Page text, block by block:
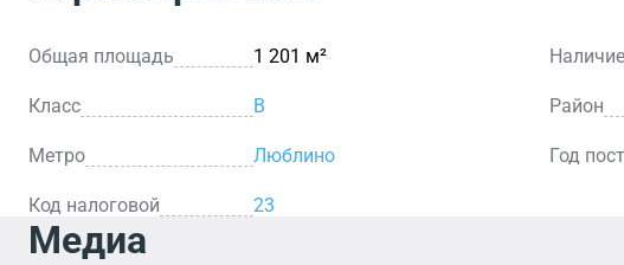
Общая площадь 1 201 м²
Класс B Район
Метро Люблино Год
Код налоговой 23
Медиа